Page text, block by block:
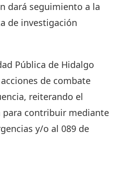
dará seguimiento a la
de investigación
Pública de Hidalgo
de combate
reiterando el
para contribuir mediante
y/o al 089 de